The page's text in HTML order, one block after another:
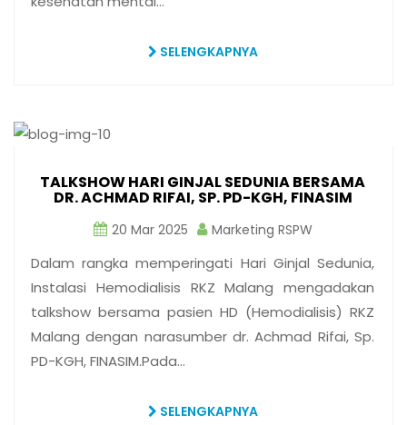
SELENGKAPNYA
TALKSHOW HARI GINJAL SEDUNIA BERSAMA
DR. ACHMAD RIFAI, SP. PD-KGH, FINASIM
20 Mar 2025 Marketing RSPW
Dalam rangka memperingati Hari Ginjal Sedunia,
Instalasi Hemodialisis RKZ Malang mengadakan
talkshow bersama pasien HD (Hemodialisis) RKZ
Malang dengan narasumber dr. Achmad Rifai, Sp.
PD-KGH, FINASIM.Pada…
SELENGKAPNYA